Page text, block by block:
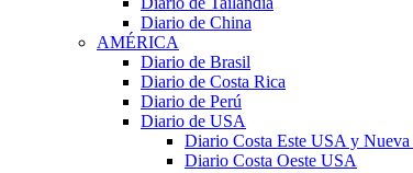
Diario de China
AMÉRICA
Diario de Brasil
Diario de Costa Rica
Diario de Perú
Diario de USA
Diario Costa Este USA y
Diario Costa Oeste USA